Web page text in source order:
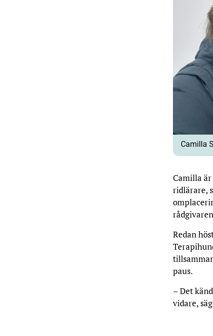
Camilla
Camilla
ridlärare,
Redan
paus.
– Det
vidare,